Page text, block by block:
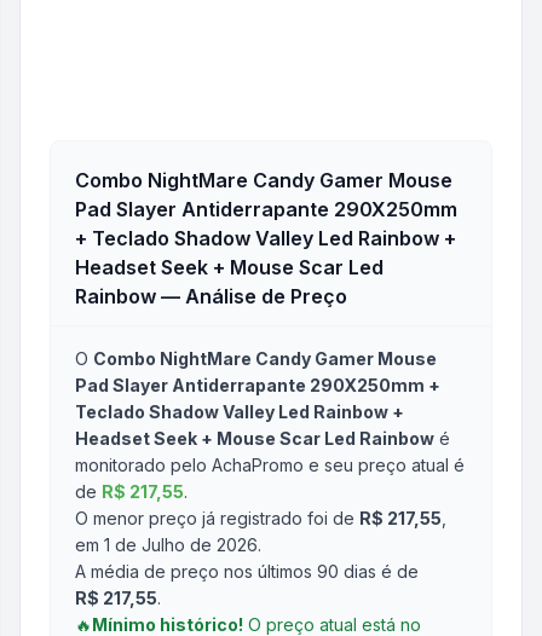
Combo NightMare Candy Gamer Mouse
Pad Slayer Antiderrapante 290X250mm
+ Teclado Shadow Valley Led Rainbow +
Headset Seek + Mouse Scar Led
Rainbow — Análise de Preço
O Combo NightMare Candy Gamer Mouse
Pad Slayer Antiderrapante 290X250mm +
Teclado Shadow Valley Led Rainbow +
Headset Seek + Mouse Scar Led Rainbow é
monitorado pelo AchaPromo e seu preço atual é
de R$ 217,55.
O menor preço já registrado foi de R$ 217,55
em 1 de Julho de 2026.
A média de preço nos últimos 90 dias é de
R$ 217,55.
🔥Mínimo histórico! O preço atual está no